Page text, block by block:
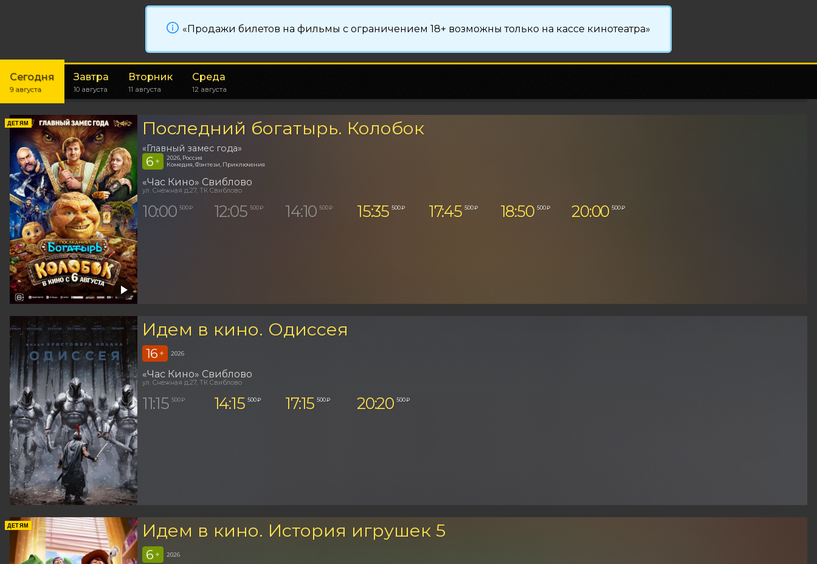
«Продажи билетов на фильмы с ограничением 18+ возможны только на кассе кинотеатра»
Сегодня
9 августа
Завтра
10 августа
Вторник
11 августа
Среда
12 августа
ДЕТЯМ Последний богатырь. Колобок
«Главный замес года»
6 +
2026, Россия
Комедия, Фэнтези, Приключения
«Час Кино» Свиблово
ул. Снежная д.27, ТК Свиблово
10:00 500 ₽ 12:05 500 ₽ 14:10 500 ₽ 15:35 500 ₽ 17:45 500 ₽ 18:50 500 ₽ 20:00 500 ₽
Идем в кино. Одиссея
16 + 2026
«Час Кино» Свиблово
ул. Снежная д.27, ТК Свиблово
11:15 500 ₽ 14:15 500 ₽ 17:15 500 ₽ 20:20 500 ₽
ДЕТЯМ Идем в кино. История игрушек 5
6 + 2026